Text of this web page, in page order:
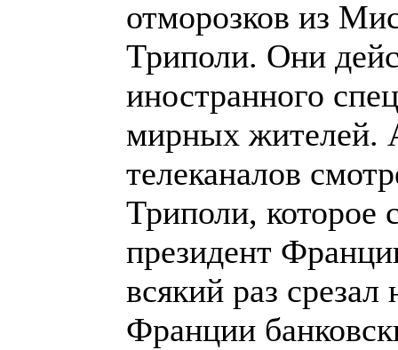
отморозков из
Триполи. Они
иностранного
мирных жителей.
телеканалов
Триполи, которое
президент
всякий раз
Франции